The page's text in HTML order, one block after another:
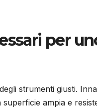
per
strumenti giusti.
ampia e